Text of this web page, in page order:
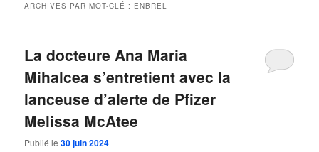
ARCHIVES PAR MOT-CLÉ : ENBREL
La docteure Ana Maria
Mihalcea s’entretient avec la
lanceuse d’alerte de Pfizer
Melissa McAtee
Publié le30 juin 2024